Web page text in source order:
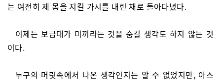
는 여전히 제 몸을 지킬 가시를 내린 채로 돌아다녔다.
이제는 보급대가 미끼라는 것을 숨길 생각도 하지 않는 것
이다.
누구의 머릿속에서 나온 생각인지는 알 수 없었지만, 아스